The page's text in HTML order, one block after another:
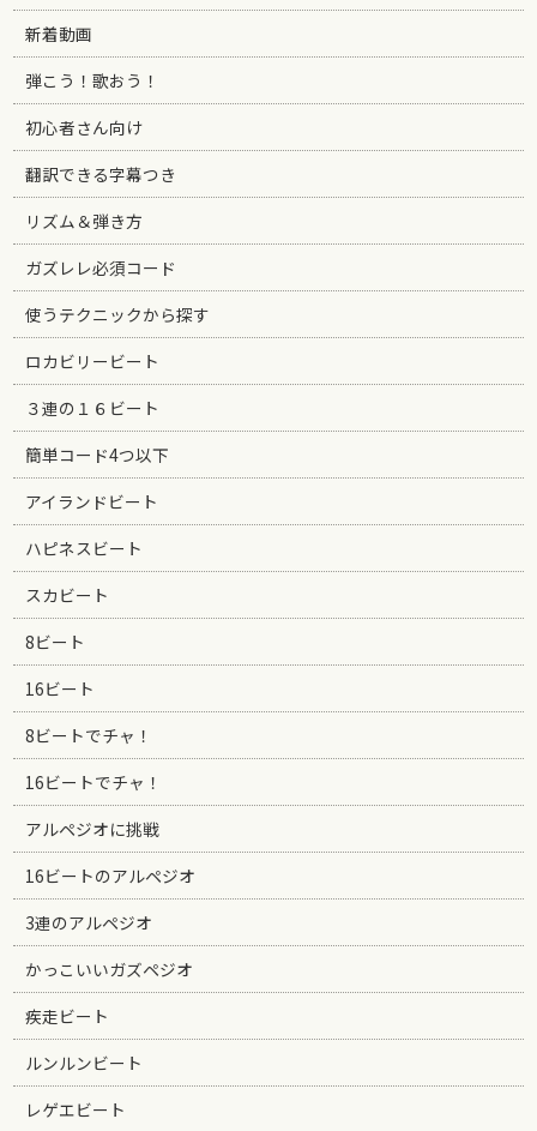
新着動画
弾こう！歌おう！
初心者さん向け
翻訳できる字幕つき
リズム＆弾き方
ガズレレ必須コード
使うテクニックから探す
ロカビリービート
３連の１６ビート
簡単コード4つ以下
アイランドビート
ハピネスビート
スカビート
8ビート
16ビート
8ビートでチャ！
16ビートでチャ！
アルペジオに挑戦
16ビートのアルペジオ
3連のアルペジオ
かっこいいガズペジオ
疾走ビート
ルンルンビート
レゲエビート